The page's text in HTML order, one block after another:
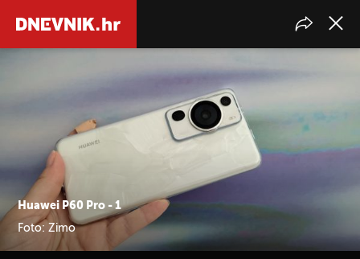
Huawei P60 Pro - 1
Foto: Zimo